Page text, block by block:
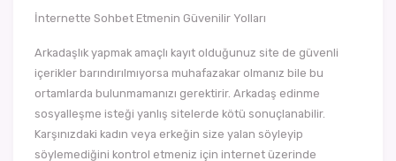
İnternette Sohbet Etmenin Güvenilir Yolları
Arkadaşlık yapmak amaçlı kayıt olduğunuz site de güvenli
içerikler barındırılmıyorsa muhafazakar olmanız bile bu
ortamlarda bulunmamanızı gerektirir. Arkadaş edinme
sosyalleşme isteği yanlış sitelerde kötü sonuçlanabilir.
Karşınızdaki kadın veya erkeğin size yalan söyleyip
söylemediğini kontrol etmeniz için internet üzerinde